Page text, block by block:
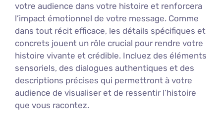
votre audience dans votre histoire et renforcera
l’impact émotionnel de votre message. Comme
dans tout récit efficace, les détails spécifiques et
concrets jouent un rôle crucial pour rendre votre
histoire vivante et crédible. Incluez des éléments
sensoriels, des dialogues authentiques et des
descriptions précises qui permettront à votre
audience de visualiser et de ressentir l’histoire
que vous racontez.